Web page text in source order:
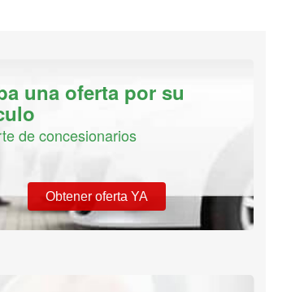
una oferta por su
de concesionarios
Obtener oferta YA